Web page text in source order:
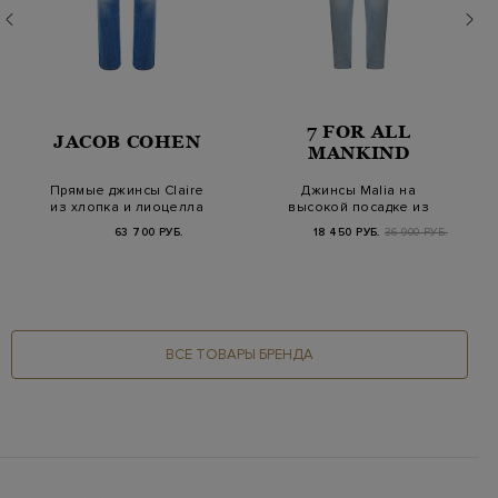
JACOB COHEN
Прямые джинсы Claire
из хлопка и лиоцелла
Vintage Wash
63 700 РУБ.
7 FOR ALL
MANKIND
Джинсы Malia на
высокой посадке из
выбеленного
денима…
18 450 РУБ. 36 900 РУБ.
ВСЕ ТОВАРЫ БРЕНДА